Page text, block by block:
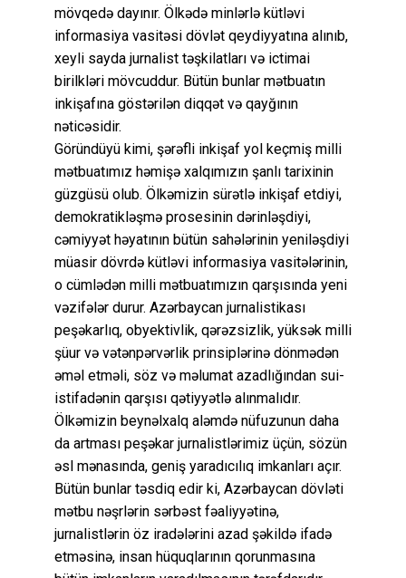
mövqedə dayınır. Ölkədə minlərlə kütləvi
informasiya vasitəsi dövlət qeydiyyatına alınıb,
xeyli sayda jurnalist təşkilatları və ictimai
birilkləri mövcuddur. Bütün bunlar mətbuatın
inkişafına göstərilən diqqət və qayğının
nəticəsidir.
Göründüyü kimi, şərəfli inkişaf yol keçmiş milli
mətbuatımız həmişə xalqımızın şanlı tarixinin
güzgüsü olub. Ölkəmizin sürətlə inkişaf etdiyi,
demokratikləşmə prosesinin dərinləşdiyi,
cəmiyyət həyatının bütün sahələrinin yeniləşdiyi
müasir dövrdə kütləvi informasiya vasitələrinin,
o cümlədən milli mətbuatımızın qarşısında yeni
vəzifələr durur. Azərbaycan jurnalistikası
peşəkarlıq, obyektivlik, qərəzsizlik, yüksək milli
şüur və vətənpərvərlik prinsiplərinə dönmədən
əməl etməli, söz və məlumat azadlığından sui-
istifadənin qarşısı qətiyyətlə alınmalıdır.
Ölkəmizin beynəlxalq aləmdə nüfuzunun daha
da artması peşəkar jurnalistlərimiz üçün, sözün
əsl mənasında, geniş yaradıcılıq imkanları açır.
Bütün bunlar təsdiq edir ki, Azərbaycan dövləti
mətbu nəşrlərin sərbəst fəaliyyətinə,
jurnalistlərin öz iradələrini azad şəkildə ifadə
etməsinə, insan hüquqlarının qorunmasına